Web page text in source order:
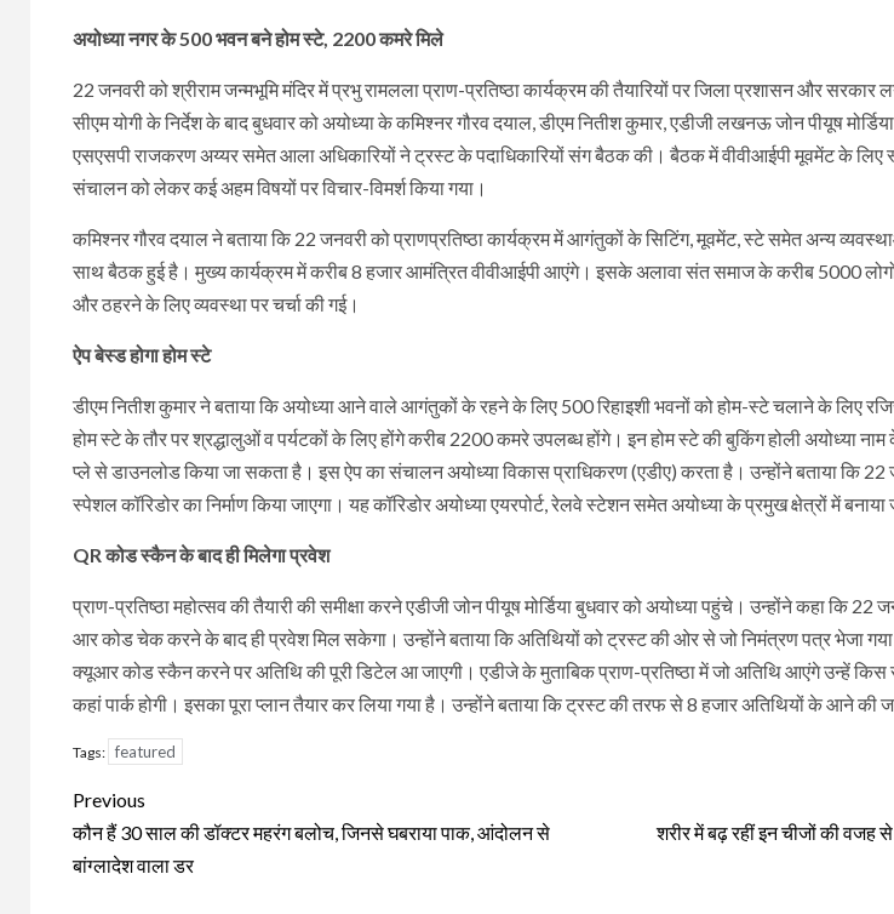
अयोध्या नगर के 500 भवन बने होम स्टे, 2200 कमरे मिले
22 जनवरी को श्रीराम जन्मभूमि मंदिर में प्रभु रामलला प्राण-प्रतिष्ठा कार्यक्रम की तैयारियों पर जिला प्रशासन और सरकार
सीएम योगी के निर्देश के बाद बुधवार को अयोध्या के कमिश्‍नर गौरव दयाल, डीएम नितीश कुमार, एडीजी लखनऊ जोन पीयूष
एसएसपी राजकरण अय्यर समेत आला अधिकारियों ने ट्रस्ट के पदाधिकारियों संग बैठक की। बैठक में वीवीआईपी मूवमेंट के लिए
संचालन को लेकर कई अहम विषयों पर विचार-विमर्श किया गया।
कमिश्‍नर गौरव दयाल ने बताया कि 22 जनवरी को प्राणप्रतिष्ठा कार्यक्रम में आगंतुकों के सिटिंग, मूवमेंट, स्टे समेत अन्य
साथ बैठक हुई है। मुख्य कार्यक्रम में करीब 8 हजार आमंत्रित वीवीआईपी आएंगे। इसके अलावा संत समाज के करीब 5000
और ठहरने के लिए व्यवस्था पर चर्चा की गई।
ऐप बेस्ड होगा होम स्टे
डीएम नितीश कुमार ने बताया कि अयोध्या आने वाले आगंतुकों के रहने के लिए 500 रिहाइशी भवनों को होम-स्टे चलाने के लिए
होम स्टे के तौर पर श्रद्धालुओं व पर्यटकों के लिए होंगे करीब 2200 कमरे उपलब्ध होंगे। इन होम स्टे की बुकिंग होली अयोध्या
प्ले से डाउनलोड किया जा सकता है। इस ऐप का संचालन अयोध्या विकास प्राधिकरण (एडीए) करता है। उन्होंने बताया कि 22
स्पेशल कॉरिडोर का निर्माण किया जाएगा। यह कॉरिडोर अयोध्या एयरपोर्ट, रेलवे स्टेशन समेत अयोध्या के प्रमुख क्षेत्रों में बनाया
QR कोड स्कैन के बाद ही मिलेगा प्रवेश
प्राण-प्रतिष्ठा महोत्सव की तैयारी की समीक्षा करने एडीजी जोन पीयूष मोर्डिया बुधवार को अयोध्या पहुंचे। उन्होंने कहा कि 22
आर कोड चेक करने के बाद ही प्रवेश मिल सकेगा। उन्होंने बताया कि अतिथियों को ट्रस्ट की ओर से जो निमंत्रण पत्र भेजा
क्यूआर कोड स्कैन करने पर अतिथि की पूरी डिटेल आ जाएगी। एडीजे के मुताबिक प्राण-प्रतिष्ठा में जो अतिथि आएंगे उन्हें किस
कहां पार्क होगी। इसका पूरा प्लान तैयार कर लिया गया है। उन्होंने बताया कि ट्रस्ट की तरफ से 8 हजार अतिथियों के आने की
Tags: featured
Continue
Reading
Previous
कौन हैं 30 साल की डॉक्टर महरंग बलोच, जिनसे घबराया पाक, आंदोलन से
बांग्लादेश वाला डर
शरीर में बढ़ रहीं इन चीजों की